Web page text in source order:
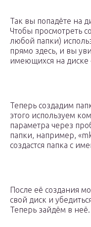
Так вы попадёте на
Чтобы просмотреть
любой папки)
прямо здесь, и вы
имеющихся на диске
Теперь создадим
этого используем
параметра через
папки, например,
создастся папка с
После её создания
свой диск и
Теперь зайдём в неё.